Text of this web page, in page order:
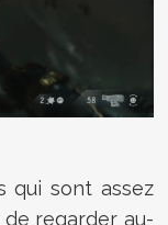
qui sont assez
regarder au-